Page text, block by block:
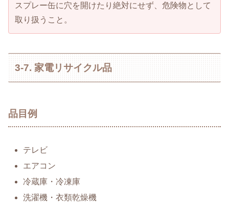
スプレー缶に穴を開けたり絶対にせず、危険物として
取り扱うこと。
3-7. 家電リサイクル品
品目例
テレビ
エアコン
冷蔵庫・冷凍庫
洗濯機・衣類乾燥機